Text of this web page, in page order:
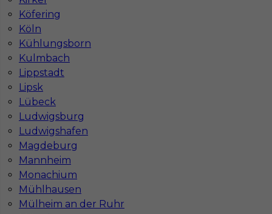
Köfering
Köln
Kühlungsborn
Kulmbach
Lippstadt
Lipsk
Lübeck
Ludwigsburg
Ludwigshafen
Magdeburg
Mannheim
Monachium
Mühlhausen
Mülheim an der Ruhr
Praca betoniarz w Niemczech - bez języka
Kategoria
Lokalizacja Niemcy
Wymagane języki
języka
Stawka 14 - 16 € / h